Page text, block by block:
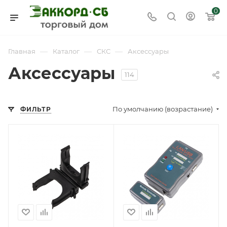
0
Главная — Каталог — СКС — Аксессуары
Аксессуары 114
ФИЛЬТР По умолчанию (возрастание)